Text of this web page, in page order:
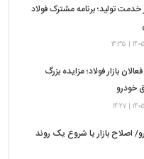
تولید؛ برنامه مشترک فولاد
بازار فولاد؛ مزایده بزرگ
خودرو
اصلاح بازار یا شروع یک روند